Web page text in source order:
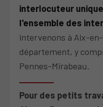
interlocuteur
l'ensemble des
intervenons à Aix-
département, y
Pennes-Mirabeau.
Pour des petits